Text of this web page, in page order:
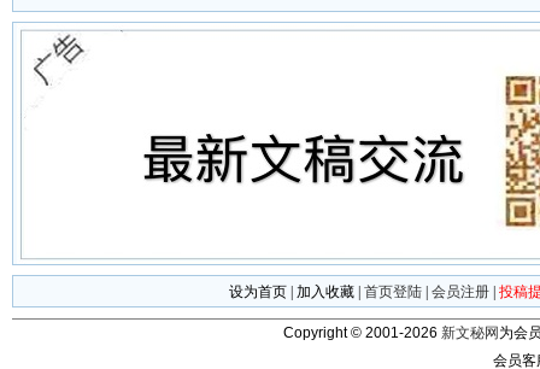
设为首页 加入收藏 首页登陆 会员注册 投稿
Copyright © 2001-2026 新文秘网 为会
会员